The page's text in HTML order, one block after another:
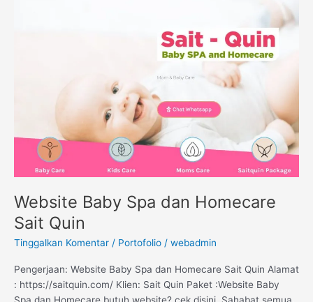
Website Baby Spa dan Homecare
Sait Quin
Tinggalkan Komentar / Portofolio / webadmin
Pengerjaan: Website Baby Spa dan Homecare Sait Quin Alamat
: https://saitquin.com/ Klien: Sait Quin Paket :Website Baby
Spa dan Homecare butuh website? cek disini Sahabat semua,